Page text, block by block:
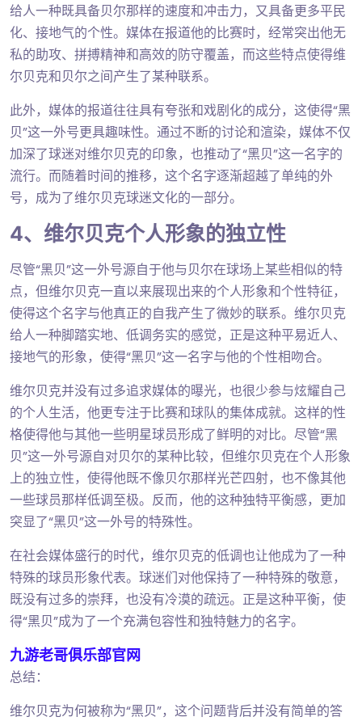
给人一种既具备贝尔那样的速度和冲击力，又具备更多平民
化、接地气的个性。媒体在报道他的比赛时，经常突出他无
私的助攻、拼搏精神和高效的防守覆盖，而这些特点使得维
尔贝克和贝尔之间产生了某种联系。
此外，媒体的报道往往具有夸张和戏剧化的成分，这使得“黑
贝”这一外号更具趣味性。通过不断的讨论和渲染，媒体不仅
加深了球迷对维尔贝克的印象，也推动了“黑贝”这一名字的
流行。而随着时间的推移，这个名字逐渐超越了单纯的外
号，成为了维尔贝克球迷文化的一部分。
4、维尔贝克个人形象的独立性
尽管“黑贝”这一外号源自于他与贝尔在球场上某些相似的特
点，但维尔贝克一直以来展现出来的个人形象和个性特征，
使得这个名字与他真正的自我产生了微妙的联系。维尔贝克
给人一种脚踏实地、低调务实的感觉，正是这种平易近人、
接地气的形象，使得“黑贝”这一名字与他的个性相吻合。
维尔贝克并没有过多追求媒体的曝光，也很少参与炫耀自己
的个人生活，他更专注于比赛和球队的集体成就。这样的性
格使得他与其他一些明星球员形成了鲜明的对比。尽管“黑
贝”这一外号源自对贝尔的某种比较，但维尔贝克在个人形象
上的独立性，使得他既不像贝尔那样光芒四射，也不像其他
一些球员那样低调至极。反而，他的这种独特平衡感，更加
突显了“黑贝”这一外号的特殊性。
在社会媒体盛行的时代，维尔贝克的低调也让他成为了一种
特殊的球员形象代表。球迷们对他保持了一种特殊的敬意，
既没有过多的崇拜，也没有冷漠的疏远。正是这种平衡，使
得“黑贝”成为了一个充满包容性和独特魅力的名字。
九游老哥俱乐部官网
总结：
维尔贝克为何被称为“黑贝”，这个问题背后并没有简单的答